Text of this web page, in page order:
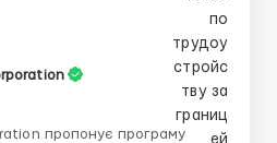
пропонує програму